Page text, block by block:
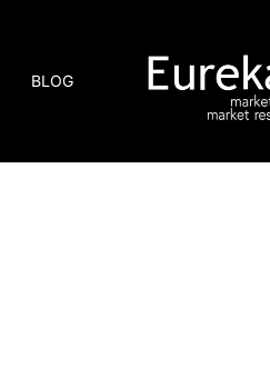
BLOG